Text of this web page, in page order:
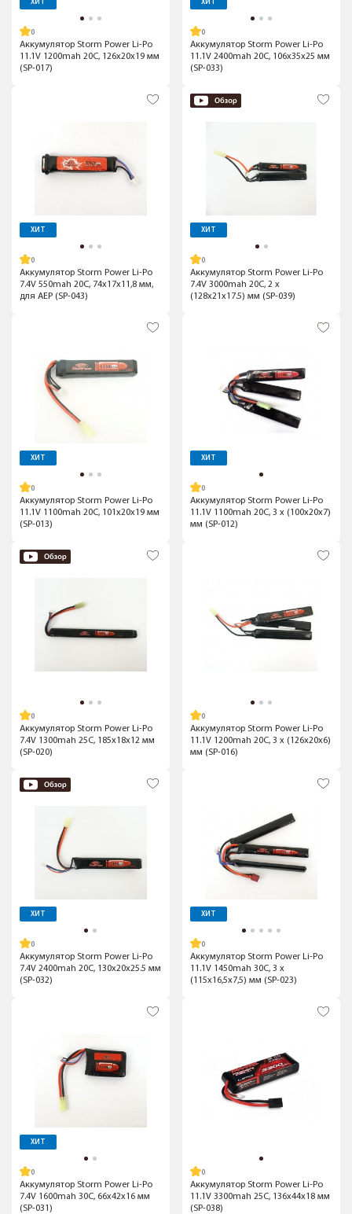
ХИТ
Аккумулятор Storm Power Li-Po
11.1V 1200mah 20C, 126x20x19 мм
(SP-017)
ХИТ
Аккумулятор Storm Power Li-Po
11.1V 2400mah 20C, 106x35x25 мм
(SP-033)
ХИТ
Аккумулятор Storm Power Li-Po
7.4V 550mah 20C, 74x17x11,8 мм,
для AEP (SP-043)
ХИТ
Аккумулятор Storm Power Li-Po
7.4V 3000mah 20C, 2 x
(128x21x17.5) мм (SP-039)
ХИТ
Аккумулятор Storm Power Li-Po
11.1V 1100mah 20C, 101x20x19 мм
(SP-013)
ХИТ
Аккумулятор Storm Power Li-Po
11.1V 1100mah 20C, 3 x (100x20x7)
мм (SP-012)
Аккумулятор Storm Power Li-Po
7.4V 1300mah 25C, 185x18x12 мм
(SP-020)
Аккумулятор Storm Power Li-Po
11.1V 1200mah 20C, 3 x (126x20x6)
мм (SP-016)
ХИТ
Аккумулятор Storm Power Li-Po
7.4V 2400mah 20C, 130x20x25.5 мм
(SP-032)
ХИТ
Аккумулятор Storm Power Li-Po
11.1V 1450mah 30C, 3 x
(115x16,5x7,5) мм (SP-023)
ХИТ
Аккумулятор Storm Power Li-Po
7.4V 1600mah 30C, 66x42x16 мм
(SP-031)
Аккумулятор Storm Power Li-Po
11.1V 3300mah 25C, 136x44x18 мм
(SP-038)